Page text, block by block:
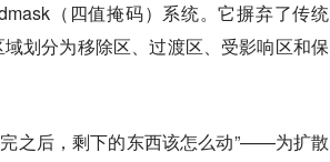
（四值掩码）系统。它摒弃了传统
划分为移除区、过渡区、受影响区和保
完之后，剩下的东西该怎么动”——为扩散